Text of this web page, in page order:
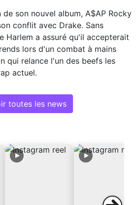
son nouvel album, A$AP Rocky
conflit avec Drake. Sans
Harlem a assuré qu'il accepterait
lors d'un combat à mains
qui relance l'un des beefs les
actuel.
toutes les news